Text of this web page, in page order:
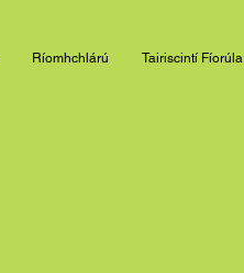
Ríomhchlárú Tairiscintí Fíorúla